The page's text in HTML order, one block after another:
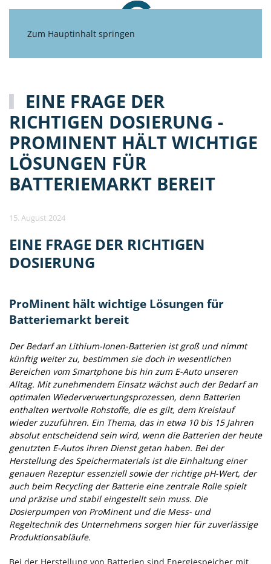
Zum Hauptinhalt springen
EINE FRAGE DER
RICHTIGEN DOSIERUNG -
PROMINENT HÄLT WICHTIGE
LÖSUNGEN FÜR
BATTERIEMARKT BEREIT
15. August 2024
EINE FRAGE DER RICHTIGEN
DOSIERUNG
ProMinent hält wichtige Lösungen für
Batteriemarkt bereit
Der Bedarf an Lithium-Ionen-Batterien ist groß und nimmt
künftig weiter zu, bestimmen sie doch in wesentlichen
Bereichen vom Smartphone bis hin zum E-Auto unseren
Alltag. Mit zunehmendem Einsatz wächst auch der Bedarf an
optimalen Wiederverwertungsprozessen, denn Batterien
enthalten wertvolle Rohstoffe, die es gilt, dem Kreislauf
wieder zuzuführen. Ein Thema, das in etwa 10 bis 15 Jahren
absolut entscheidend sein wird, wenn die Batterien der heute
genutzten E-Autos ihren Dienst getan haben. Bei der
Herstellung des Speichermaterials ist die Einhaltung einer
genauen Rezeptur essenziell sowie der richtige pH-Wert, der
auch beim Recycling der Batterie eine zentrale Rolle spielt
und präzise und stabil eingestellt sein muss. Die
Dosierpumpen von ProMinent und die Mess- und
Regeltechnik des Unternehmens sorgen hier für zuverlässige
Produktionsabläufe.